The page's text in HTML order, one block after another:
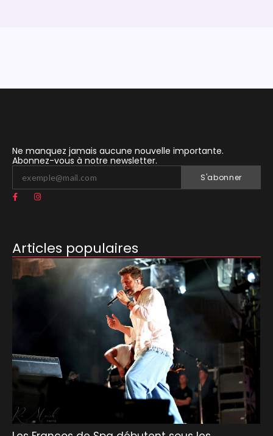
Ne manquez jamais aucune nouvelle importante.
Abonnez-vous à notre newsletter.
S'abonner
Articles populaires